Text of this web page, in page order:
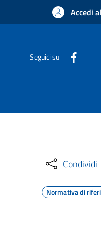
Accedi
Seguici su
Condividi
Normativa di